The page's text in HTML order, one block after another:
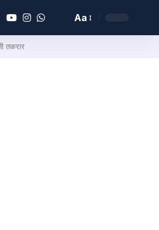
Aa
तकरार